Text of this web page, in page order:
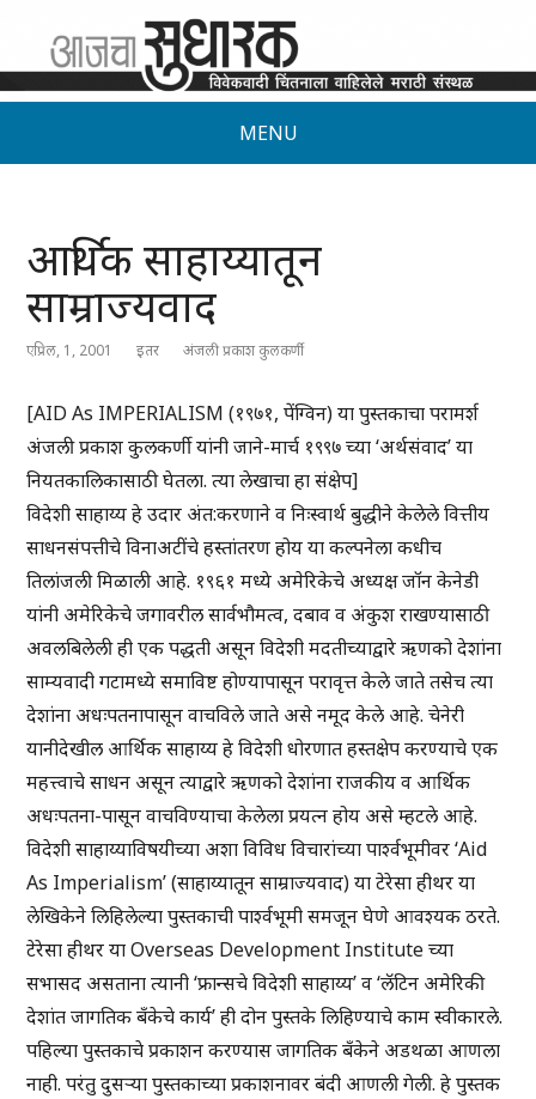
MENU
आर्थिक साहाय्यातून
साम्राज्यवाद
एप्रिल, 1, 2001 इतर अंजली प्रकाश कुलकर्णी
[AID As IMPERIALISM (१९७१, पेंग्विन) या पुस्तकाचा परामर्श
अंजली प्रकाश कुलकर्णी यांनी जाने-मार्च १९९७ च्या ‘अर्थसंवाद’ या
नियतकालिकासाठी घेतला. त्या लेखाचा हा संक्षेप]
विदेशी साहाय्य हे उदार अंत:करणाने व निःस्वार्थ बुद्धीने केलेले वित्तीय
साधनसंपत्तीचे विनाअटींचे हस्तांतरण होय या कल्पनेला कधीच
तिलांजली मिळाली आहे. १९६१ मध्ये अमेरिकेचे अध्यक्ष जॉन केनेडी
यांनी अमेरिकेचे जगावरील सार्वभौमत्व, दबाव व अंकुश राखण्यासाठी
अवलबिलेली ही एक पद्धती असून विदेशी मदतीच्याद्वारे ऋणको देशांना
साम्यवादी गटामध्ये समाविष्ट होण्यापासून परावृत्त केले जाते तसेच त्या
देशांना अधःपतनापासून वाचविले जाते असे नमूद केले आहे. चेनेरी
यानीदेखील आर्थिक साहाय्य हे विदेशी धोरणात हस्तक्षेप करण्याचे एक
महत्त्वाचे साधन असून त्याद्वारे ऋणको देशांना राजकीय व आर्थिक
अधःपतना-पासून वाचविण्याचा केलेला प्रयत्न होय असे म्हटले आहे.
विदेशी साहाय्याविषयीच्या अशा विविध विचारांच्या पार्श्वभूमीवर ‘Aid
As Imperialism’ (साहाय्यातून साम्राज्यवाद) या टेरेसा हीथर या
लेखिकेने लिहिलेल्या पुस्तकाची पार्श्वभूमी समजून घेणे आवश्यक ठरते.
टेरेसा हीथर या Overseas Development Institute च्या
सभासद असताना त्यानी ‘फ्रान्सचे विदेशी साहाय्य’ व ‘लॅटिन अमेरिकी
देशांत जागतिक बँकेचे कार्य’ ही दोन पुस्तके लिहिण्याचे काम स्वीकारले.
पहिल्या पुस्तकाचे प्रकाशन करण्यास जागतिक बँकेने अडथळा आणला
नाही. परंतु दुसऱ्या पुस्तकाच्या प्रकाशनावर बंदी आणली गेली. हे पुस्तक